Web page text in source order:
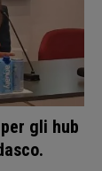
gli hub